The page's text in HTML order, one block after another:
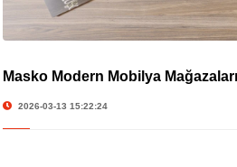
Masko Modern Mobilya Mağazaları
2026-03-13 15:22:24